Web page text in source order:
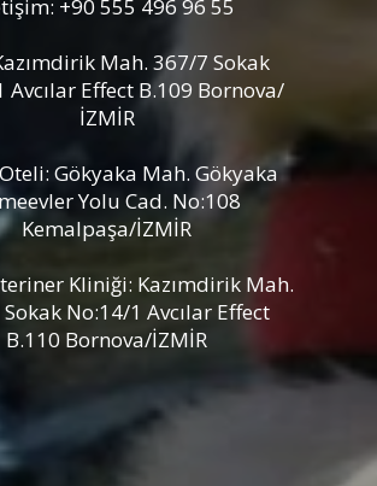
+90 555 496 96 55
Mah. 367/7 Sokak
Avcılar Effect B.109 Bornova/
İZMİR
Gökyaka Mah. Gökyaka
Yolu Cad. No:108
Kemalpaşa/İZMİR
Kliniği: Kazımdirik Mah.
No:14/1 Avcılar Effect
B.110 Bornova/İZMİR